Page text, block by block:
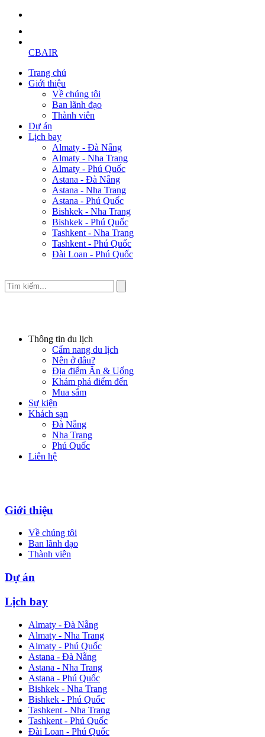
CBAIR
Trang chủ
Giới thiệu
Về chúng tôi
Ban lãnh đạo
Thành viên
Dự án
Lịch bay
Almaty - Đà Nẵng
Almaty - Nha Trang
Almaty - Phú Quốc
Astana - Đà Nẵng
Astana - Nha Trang
Astana - Phú Quốc
Bishkek - Nha Trang
Bishkek - Phú Quốc
Tashkent - Nha Trang
Tashkent - Phú Quốc
Đài Loan - Phú Quốc
Thông tin du lịch
Cẩm nang du lịch
Nên ở đâu?
Địa điểm Ăn & Uống
Khám phá điểm đến
Mua sắm
Sự kiện
Khách sạn
Đà Nẵng
Nha Trang
Phú Quốc
Liên hệ
Giới thiệu
Về chúng tôi
Ban lãnh đạo
Thành viên
Dự án
Lịch bay
Almaty - Đà Nẵng
Almaty - Nha Trang
Almaty - Phú Quốc
Astana - Đà Nẵng
Astana - Nha Trang
Astana - Phú Quốc
Bishkek - Nha Trang
Bishkek - Phú Quốc
Tashkent - Nha Trang
Tashkent - Phú Quốc
Đài Loan - Phú Quốc